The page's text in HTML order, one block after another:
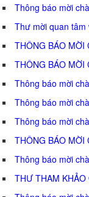
Thông báo mời
Thư mời quan tâm
THÔNG BÁO MỜI
THÔNG BÁO MỜI
Thông báo mời
Thông báo mời
Thông báo mời
THÔNG BÁO MỜI
Thông báo mời
THƯ THAM KHẢO